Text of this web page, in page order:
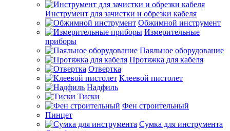
Инструмент для зачистки и обрезки кабеля
Обжимной инструмент
Измерительные
приборы
Паяльное оборудование
Протяжка для кабеля
Отвертка
Клеевой пистолет
Надфиль
Тиски
Фен строительный
Пинцет
Сумка для инструмента